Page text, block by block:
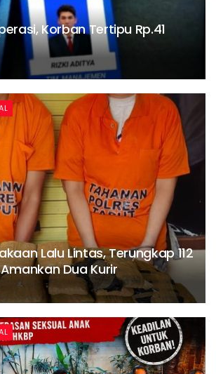
Korban Tertipu Rp.41
Lalu Lintas, Terungkap 112
Dua Kurir